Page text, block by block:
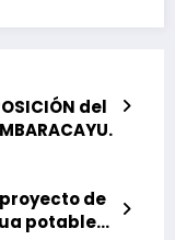
del
de
potable